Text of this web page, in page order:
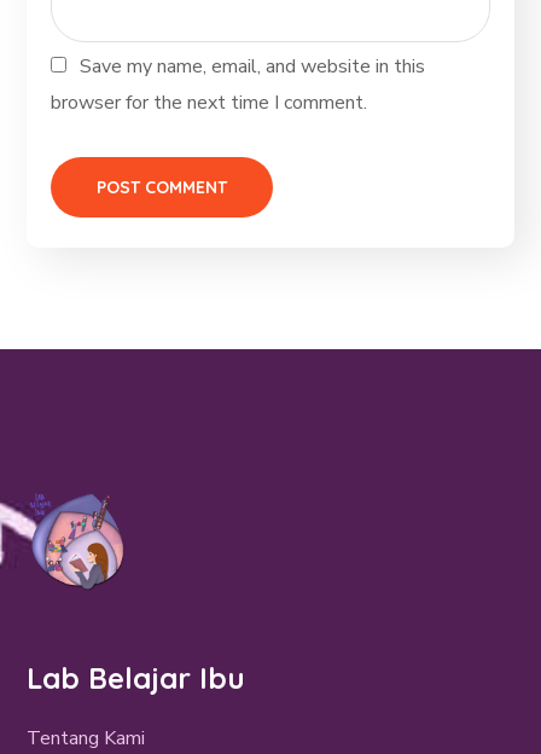
Save my name, email, and website in this
browser for the next time I comment.
Lab Belajar Ibu
Tentang Kami